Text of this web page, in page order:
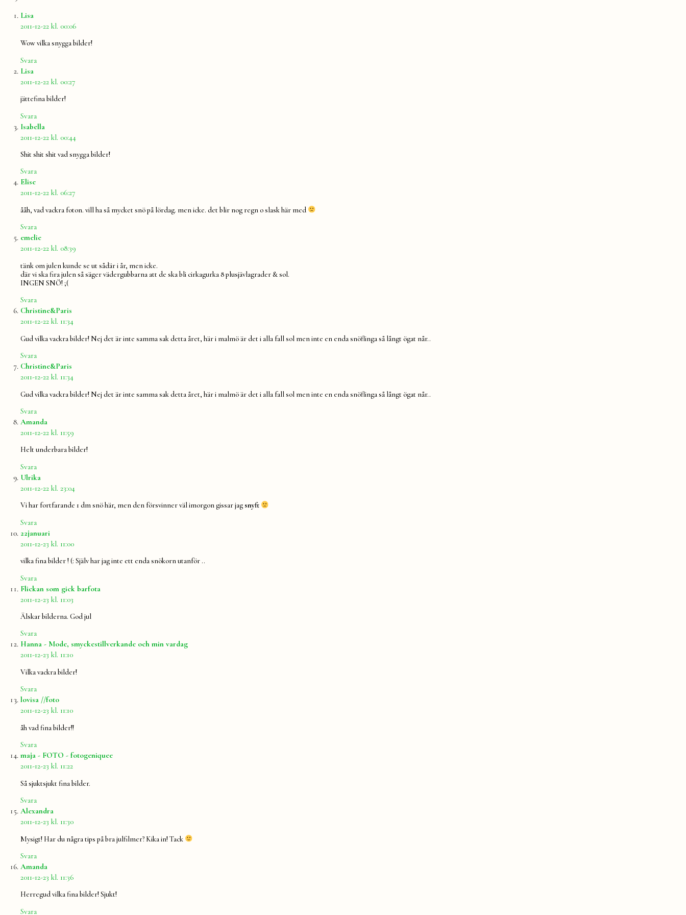
Lisa
2011-12-22 kl. 00:06
Wow vilka snygga bilder!
Svara
Lisa
2011-12-22 kl. 00:27
jättefina bilder!
Svara
Isabella
2011-12-22 kl. 00:44
Shit shit shit vad snygga bilder!
Svara
Elisesäger:
2011-12-22 kl. 06:27
ååh, vad vackra foton. vill ha så mycket snö på lördag. men icke. det blir nog regn o slask här med
Svara
emeliesäger:
2011-12-22 kl. 08:39
tänk om julen kunde se ut sådär i år, men icke.
där vi ska fira julen så säger vädergubbarna att de ska bli cirkagurka 8 plusjävlagrader & sol.
INGEN SNÖ! ;(
Svara
Christine&Paris
2011-12-22 kl. 11:34
Gud vilka vackra bilder! Nej det är inte samma sak detta året, här i malmö är det i alla fall sol men inte en enda snöflinga så långt ögat når..
Svara
Christine&Paris
2011-12-22 kl. 11:34
Gud vilka vackra bilder! Nej det är inte samma sak detta året, här i malmö är det i alla fall sol men inte en enda snöflinga så långt ögat når..
Svara
Amanda
2011-12-22 kl. 11:59
Helt underbara bilder!
Svara
Ulrika
2011-12-22 kl. 23:04
Vi har fortfarande 1 dm snö här, men den försvinner väl imorgon gissar jag snyft
Svara
22januari
2011-12-23 kl. 11:00
vilka fina bilder ! (: Själv har jag inte ett enda snökorn utanför ..
Svara
Flickan som gick barfota
2011-12-23 kl. 11:03
Älskar bilderna. God jul
Svara
Hanna - Mode, smyckestillverkande och min vardagsäger:
2011-12-23 kl. 11:10
Vilka vackra bilder!
Svara
lovisa //fotosäger:
2011-12-23 kl. 11:10
åh vad fina bilder!!
Svara
maja - FOTO - fotogeniqueesäger:
2011-12-23 kl. 11:22
Så sjuktsjukt fina bilder.
Svara
Alexandra
2011-12-23 kl. 11:30
Mysigt! Har du några tips på bra julfilmer? Kika in! Tack
Svara
Amanda
2011-12-23 kl. 11:36
Herregud vilka fina bilder! Sjukt!
Svara